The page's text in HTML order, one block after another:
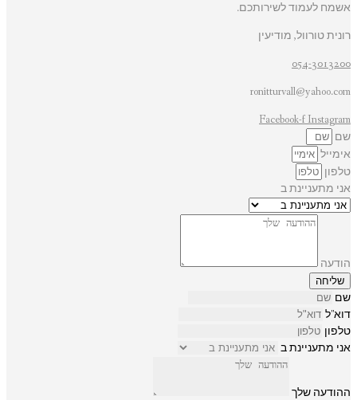
אשמח לעמוד לשירותכם.
רונית טורוול, מודיעין
054-3013200
ronitturvall@yahoo.com
Facebook-f Instagram
שם
אימייל
טלפון
אני מתעניינת ב
הודעה
שליחה
שם
דוא"ל
טלפון
אני מתעניינת ב
ההודעה שלך